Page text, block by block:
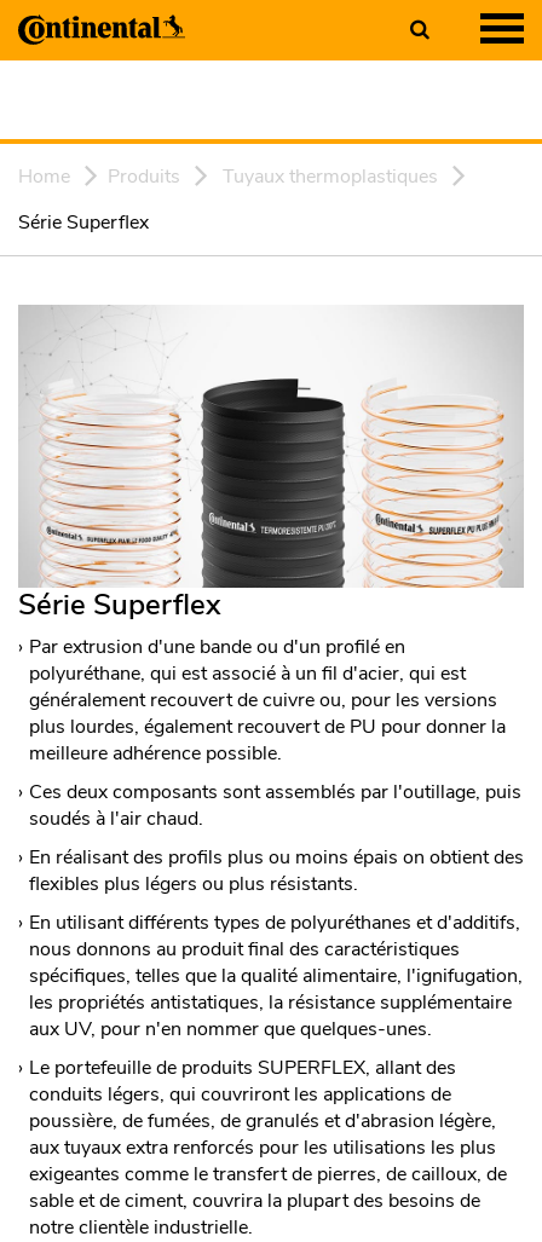
Home Produits
Tuyaux thermoplastiques
Série Superflex
Série Superflex
Par extrusion d'une bande ou d'un profilé en
polyuréthane, qui est associé à un fil d'acier, qui est
généralement recouvert de cuivre ou, pour les versions
plus lourdes, également recouvert de PU pour donner la
meilleure adhérence possible.
Ces deux composants sont assemblés par l'outillage, puis
soudés à l'air chaud.
En réalisant des profils plus ou moins épais on obtient des
flexibles plus légers ou plus résistants.
En utilisant différents types de polyuréthanes et d'additifs,
nous donnons au produit final des caractéristiques
spécifiques, telles que la qualité alimentaire, l'ignifugation,
les propriétés antistatiques, la résistance supplémentaire
aux UV, pour n'en nommer que quelques-unes.
Le portefeuille de produits SUPERFLEX, allant des
conduits légers, qui couvriront les applications de
poussière, de fumées, de granulés et d'abrasion légère,
aux tuyaux extra renforcés pour les utilisations les plus
exigeantes comme le transfert de pierres, de cailloux, de
sable et de ciment, couvrira la plupart des besoins de
notre clientèle industrielle.